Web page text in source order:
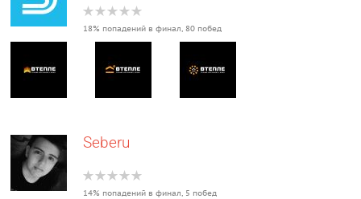
18% попадений в финал, 80 побед
Seberu
14% попадений в финал, 5 побед